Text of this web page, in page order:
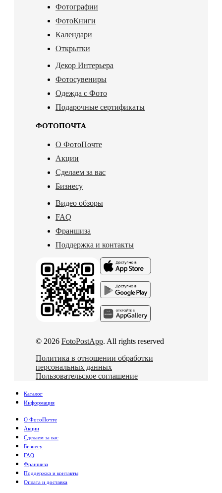
Фотографии
ФотоКниги
Календари
Открытки
Декор Интерьера
Фотосувениры
Одежда с Фото
Подарочные сертификаты
ФОТОПОЧТА
О ФотоПочте
Акции
Сделаем за вас
Бизнесу
Видео обзоры
FAQ
Франшиза
Поддержка и контакты
© 2026 FotoPostApp. All rights reserved
Политика в отношении обработки
персональных данных
Пользовательское соглашение
Каталог
Информация
О ФотоПочте
Акции
Сделаем за вас
Бизнесу
FAQ
Франшиза
Поддержка и контакты
Оплата и доставка